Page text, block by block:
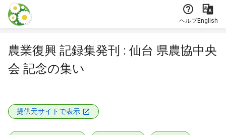
本文に飛ぶ
ヘルプEnglish
農業復興 記録集発刊 : 仙台 県農協中央
会 記念の集い
提供元サイトで表示